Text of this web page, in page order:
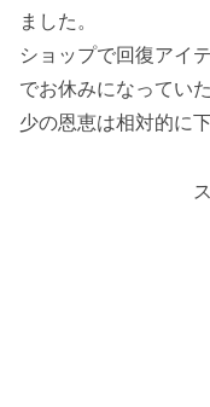
ました。
ショップで回復アイ
でお休みになってい
少の恩恵は相対的に